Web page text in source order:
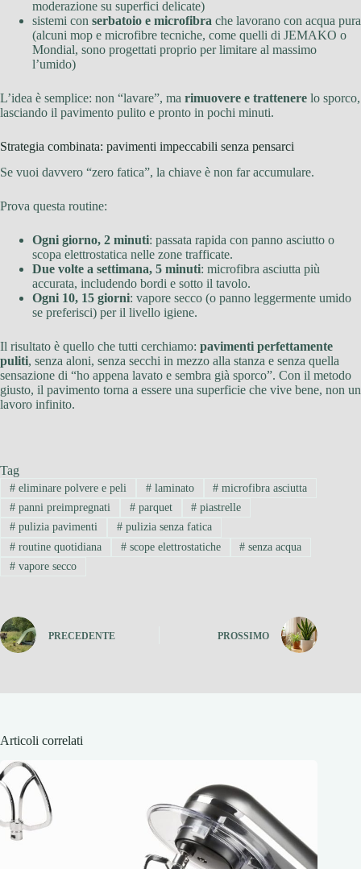
moderazione su superfici delicate)
sistemi con serbatoio e microfibra che lavorano con acqua pura
(alcuni mop e microfibre tecniche, come quelli di JEMAKO o
Mondial, sono progettati proprio per limitare al massimo
l’umido)
L’idea è semplice: non “lavare”, ma rimuovere e trattenere lo sporco,
lasciando il pavimento pulito e pronto in pochi minuti.
Strategia combinata: pavimenti impeccabili senza pensarci
Se vuoi davvero “zero fatica”, la chiave è non far accumulare.
Prova questa routine:
Ogni giorno, 2 minuti: passata rapida con panno asciutto o
scopa elettrostatica nelle zone trafficate.
Due volte a settimana, 5 minuti: microfibra asciutta più
accurata, includendo bordi e sotto il tavolo.
Ogni 10, 15 giorni: vapore secco (o panno leggermente umido
se preferisci) per il livello igiene.
Il risultato è quello che tutti cerchiamo: pavimenti perfettamente
puliti, senza aloni, senza secchi in mezzo alla stanza e senza quella
sensazione di “ho appena lavato e sembra già sporco”. Con il metodo
giusto, il pavimento torna a essere una superficie che vive bene, non un
lavoro infinito.
Tag
#eliminare polvere e peli #laminato # microfibra asciutta
#panni preimpregnati #parquet # piastrelle
#pulizia pavimenti #pulizia senza fatica
#routine quotidiana #scope elettrostatiche # senza acqua
#vapore secco
PRECEDENTE PROSSIMO
Articoli correlati